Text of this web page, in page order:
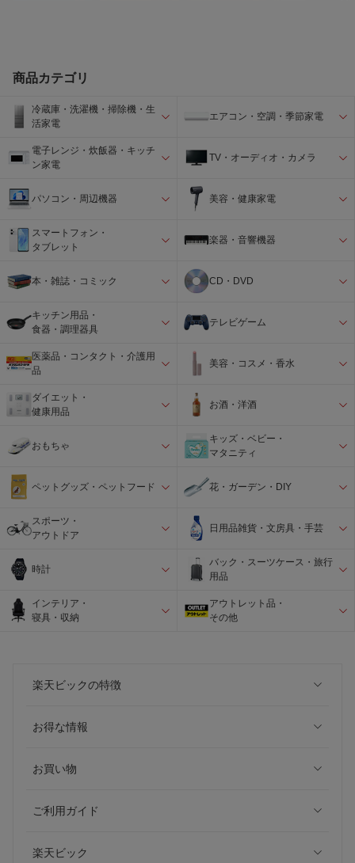
商品カテゴリ
冷蔵庫・洗濯機・掃除機・生
活家電
エアコン・空調・季節家電
電子レンジ・炊飯器・キッチ
ン家電
TV・オーディオ・カメラ
パソコン・周辺機器 美容・健康家電
スマートフォン・
タブレット
楽器・音響機器
本・雑誌・コミック CD・DVD
キッチン用品・
食器・調理器具
テレビゲーム
医薬品・コンタクト・介護用
品
美容・コスメ・香水
ダイエット・
健康用品
お酒・洋酒
おもちゃ
キッズ・ベビー・
マタニティ
ペットグッズ・ペットフード 花・ガーデン・DIY
スポーツ・
アウトドア
日用品雑貨・文房具・手芸
時計
バック・スーツケース・旅行
用品
インテリア・
寝具・収納
アウトレット品・
その他
楽天ビックの特徴
お得な情報
お買い物
ご利用ガイド
楽天ビック